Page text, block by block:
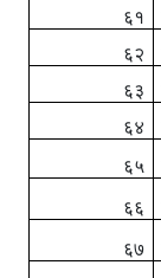
६१
६२
६३
६४
६५
६६
६७